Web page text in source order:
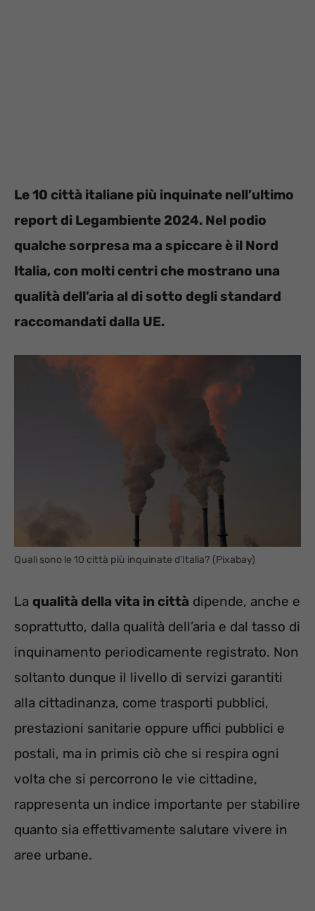
Le 10 città italiane più inquinate nell’ultimo
report di Legambiente 2024. Nel podio
qualche sorpresa ma a spiccare è il Nord
Italia, con molti centri che mostrano una
qualità dell’aria al di sotto degli standard
raccomandati dalla UE.
Quali sono le 10 città più inquinate d’Italia? (Pixabay)
La qualità della vita in città dipende, anche e
soprattutto, dalla qualità dell’aria e dal tasso di
inquinamento periodicamente registrato. Non
soltanto dunque il livello di servizi garantiti
alla cittadinanza, come trasporti pubblici,
prestazioni sanitarie oppure uffici pubblici e
postali, ma in primis ciò che si respira ogni
volta che si percorrono le vie cittadine,
rappresenta un indice importante per stabilire
quanto sia effettivamente salutare vivere in
aree urbane.